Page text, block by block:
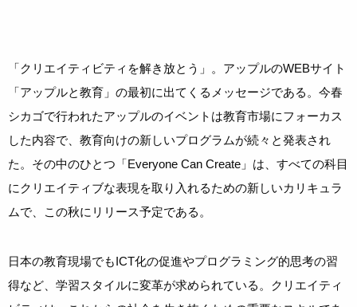
「クリエイティビティを解き放とう」。アップルのWEBサイト
「アップルと教育」の最初に出てくるメッセージである。今春
シカゴで行われたアップルのイベントは教育市場にフォーカス
した内容で、教育向けの新しいプログラムが続々と発表され
た。その中のひとつ「Everyone Can Create」は、すべての科目
にクリエイティブな表現を取り入れるための新しいカリキュラ
ムで、この秋にリリース予定である。
日本の教育現場でもICT化の促進やプログラミング的思考の習
得など、学習スタイルに変革が求められている。クリエイティ